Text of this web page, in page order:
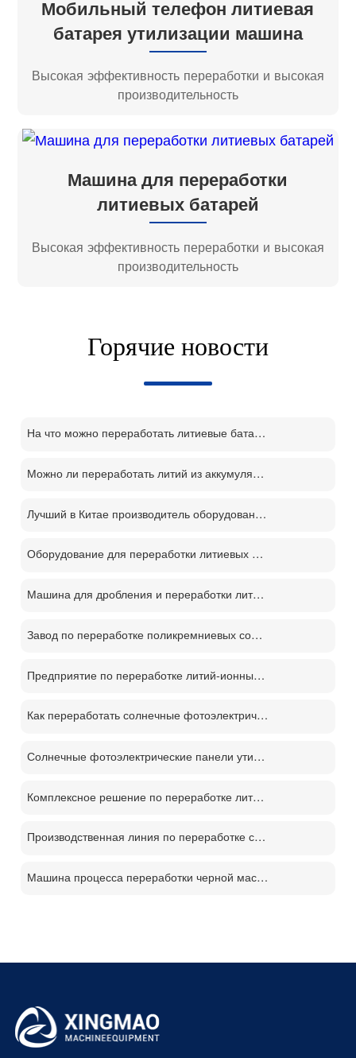
Мобильный телефон литиевая
батарея утилизации машина
Высокая эффективность переработки и высокая
производительность
Машина для переработки
литиевых батарей
Высокая эффективность переработки и высокая
производительность
Горячие новости
На что можно переработать литиевые батареи?
Можно ли переработать литий из аккумуляторов?
Лучший в Китае производитель оборудования для переработки литий-ионных аккумуляторов
Оборудование для переработки литиевых батарей демонтаж отслуживших свой срок батарей процесс переработки м
Машина для дробления и переработки литиевых батарей
Завод по переработке поликремниевых солнечных панелей PV
Предприятие по переработке литий-ионных аккумуляторов
Как переработать солнечные фотоэлектрические панели？
Солнечные фотоэлектрические панели утилизации машина цена
Комплексное решение по переработке литиевых батарей
Производственная линия по переработке солнечных панелей PV
Машина процесса переработки черной массы батареи